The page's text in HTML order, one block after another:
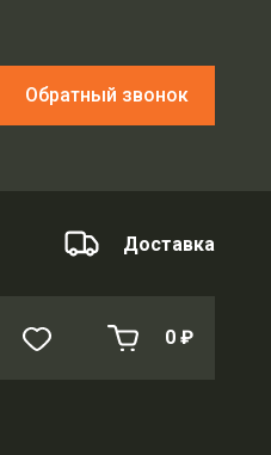
Обратный звонок
Доставка
0 ₽